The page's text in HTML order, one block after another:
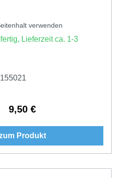
verwenden
Lieferzeit ca. 1-3
155021
Regulärer Preis:
9,50 €
Produkt